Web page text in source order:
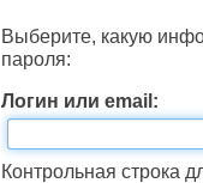
Выберите, какую
пароля:
Логин или email:
Контрольная строка